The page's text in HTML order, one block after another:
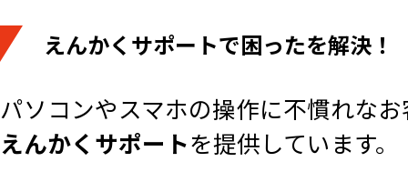
えんかくサポートで困ったを解決！
パソコンやスマホの操作に不慣れな
えんかくサポートを提供しています。